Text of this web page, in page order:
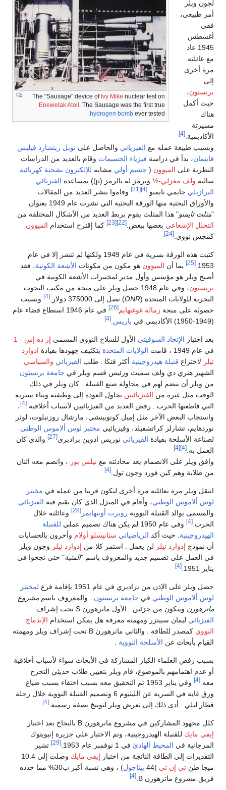
The "Sausage" device of Ivy Mike nuclear test on
Enewetak Atoll . The Sausage was the first true
hydrogen bomb ever tested.
لجون ويلر
أمر طبيعي،
ففي
أغسطس
1945 عاد
مع عائلته
مرة أخرى
إلى
برنستون،
حيث أكمل
هناك
مسيرتة
الأكاديمية.[4]
وبسبب طبيعة عمله مع الفيزيائي والحاصل على نوبل ريتشارد فيلبس
فاينمان، بدأ في دراسة فيزياء الجسيمات وقام بالعديد من الدراسات
النظرية على الميوون ( جسيم أولي مشابه للإلكترون بشحنة كهربائية
سالبة ولف مغزلي-½ ويرمز له بالرمز (μ)) بمساعدة
الفيزيائي
البرازيلي جايمي تايمنو.[4]
[21]
وقاموا بنشر العديد من المقالات
والأوراق البحثية منها الورقة البحثية التي نشرت عام 1949 بعنوان
"مثلث تايمنو" هذا المثلث يقوم بربط العديد من الأشكال المختلفة من
التحلل الإشعاعي بعضها ببعض.[22]
[23] كما إقترح استخدام الميوون
كمجس نووي.[24]
كتبت هذه الورقة بسرية في عام 1949 ولكنها لم تنشر إلا في عام
1953.
[25] بما أن الميوون هو مكون من مكونات الأشعة الكونية، فقد
أصبح ويلر هو مؤسس وأول مدير لمختبرات الأشعة الكونية في
برنستون
، وفي عام 1948 حصل ويلر على منحة من مكتب البحوث
البحرية للولايات المتحدة (ONR) تصل إلى 375000 دولار. [4]
وبسبب
حصولة على منحة زمالة غوغنهايم[26]
في عام 1946 استطاع قضاء عام
(1949-1950) الأكاديمي في
باريس.
[4]
بعد اختبار الإتحاد السوفيتي الأول للسلاح النووي المسمى إر ده إس - 1
في عام 1949 ، قامت
الولايات المتحدة بتكثيف جهودها بقيادة ادوارد
تيلر لاختراع قنبلة هيدروجينية أكثر فتكا . طلب الفيزيائي والسياسي
الشهير هنري دي ولف سميث ورئيس قسم ويلر في جامعة برنستون
من ويلر أن ينضم لهم في محاولة صنع القنبلة . كان ويلر في ذلك
الوقت مثل غيره من الفيزيائيين يحاول العودة إلى وظيفته وبناء سيرته
التي قاطعتها الحرب . رفض العديد من الفيزيائيين لأسباب أخلاقية [4]
،
واستجاب البعض الآخر مثل إميل كونوبينشي، مارشال روزنبلوت، لوثر
نوردهايم، تشارلز كراتشفيلد، وفيزيائيي مختبر لوس ألاموس الوطني
لصناعة الأسلحة بقيادة الفيزيائي نوريس ادوين برادبري[27]
والذي كان
العمل به.[4]
[4]
وافق ويلر على الانضمام بعد محادثته مع نيلس بور ، وانضم معه اثنان
من طلابة وهم كين فورد وجون تول.[4]
انتقل ويلر مرة بعائلته مرة أخرى ليكون قريبا من عمله في مختبر
لوس ألاموس الوطني، وأقام في المنزل الذي كان يقيم فيه الفيزيائي
والمسمى بوالد القنبلة النووية روبرت أوبنهايمر [28]
وعائلته خلال
الحرب.[4] وفي عام 1950 لم يكن هناك تصميم عملي
للقنبلة
الهيدروجينية. حيث أكد الرياضياتي ستانيسلو أولام وأخرون بالحسابات
أن نموذج إدوارد تيلر لن يعمل . استمر كلا من إدوارد تيلر وجون ويلر
في العمل على تصميم جديد والمعروف باسم "المنبة" حتى نجحوا في
يناير 1951.
[4]
حصل ويلر على الإذن من برادبري في عام 1951 بإقامة فرع
لمختبر
لوس ألاموس الوطني في جامعة برنستون . والمعروف باسم مشروع
ماترهورن ويتكون من جزئين . الأول ماترهورن S تحت إشراف
الفيزيائي ليمان سبيتزر ومهمته معرفة هل يمكن استخدام الإندماج
النووي
كمصدر للطاقة . والثاني ماترهورن B تحت إشراف ويلر ومهمته
القيام بأبحاث عن الأسلحة النووية .
بسبب رفض العلماء الكبار المشاركة في الأبحاث سواء لأسباب أخلاقية
أو عدم اهتمامهم بالموضوع، قام ويلر بتعيين طلاب حديثي التخرج
معه.[4]
وفي يناير 1953 تم التحقيق معه بسبب اختفاء بسبب ضياع
ورق غاية في السرية عن الليثيوم 6 وتصميم القنبلة النووية خلال رحلة
قطار ليلي . أدى ذلك إلى تعرض ويلر لتوبيخ بصفة رسمية.[4]
كلل مجهود المشاركين في مشروع ماترهورن B بالنجاح بعد اختبار
إيفي مايك للقنبلة الهيدروجينية، وتم الاختبار على جزيرة إنيويتوك
المرجانية في المحيط الهادئ في 1 نوفمبر عام 1953. [29]
تشير
التقديرات إلى الطاقة الناتجة من اختبار إيفي مايك
وصلت إلى 10.4
ميجا طن تي إن تي (44 بيتاجول
) ، وهي نسبة أكبر ب30% مما حدده
فريق مشروع ماترهورن B.
[4]